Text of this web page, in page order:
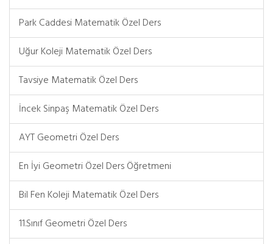
Park Caddesi Matematik Özel Ders
Uğur Koleji Matematik Özel Ders
Tavsiye Matematik Özel Ders
İncek Sinpaş Matematik Özel Ders
AYT Geometri Özel Ders
En İyi Geometri Özel Ders Öğretmeni
Bil Fen Koleji Matematik Özel Ders
11.Sınıf Geometri Özel Ders